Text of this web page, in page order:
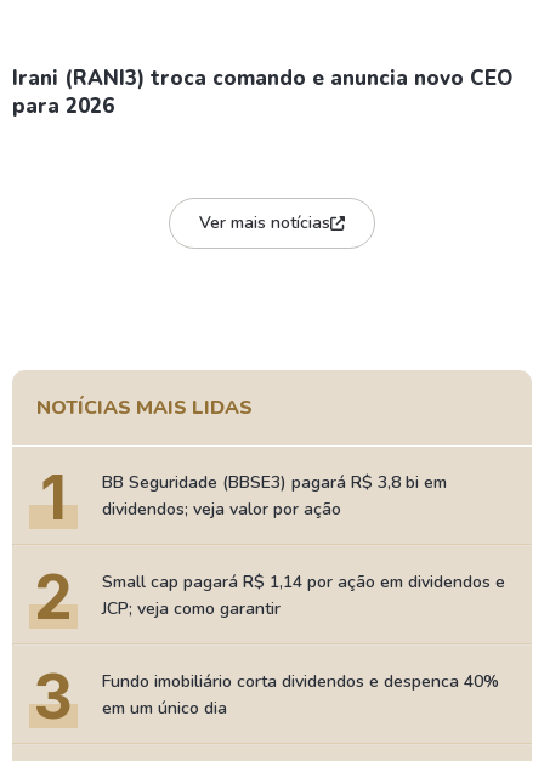
Irani (RANI3) troca comando e anuncia novo CEO
para 2026
Ver mais notícias
NOTÍCIAS MAIS LIDAS
1
BB Seguridade (BBSE3) pagará R$ 3,8 bi em
dividendos; veja valor por ação
2
Small cap pagará R$ 1,14 por ação em dividendos e
JCP; veja como garantir
3
Fundo imobiliário corta dividendos e despenca 40%
em um único dia